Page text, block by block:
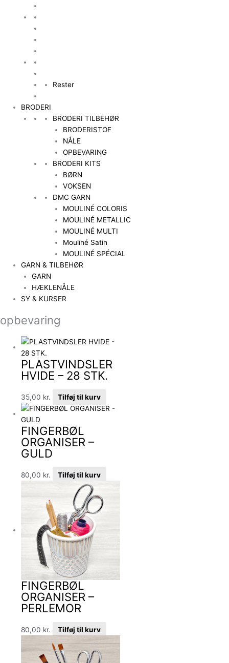
Rester
BRODERI
BRODERI TILBEHØR
BRODERISTOF
NÅLE
OPBEVARING
BRODERI KITS
BØRN
VOKSEN
DMC GARN
MOULINÉ COLORIS
MOULINÉ METALLIC
MOULINÉ MULTI
Mouliné Satin
MOULINÉ SPÉCIAL
GARN & TILBEHØR
GARN
HÆKLENÅLE
SY & KURSER
opbevaring
PLASTVINDSLER
HVIDE – 28 STK.
35,00 kr. Tilføj til kurv
FINGERBØL
ORGANISER –
GULD
80,00 kr. Tilføj til kurv
FINGERBØL
ORGANISER –
PERLEMOR
80,00 kr. Tilføj til kurv